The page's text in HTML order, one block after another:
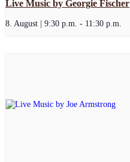
Live Music by Georgie Fischer
8. August | 9:30 p.m. - 11:30 p.m.